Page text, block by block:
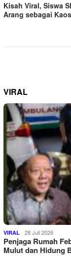
Kisah Viral, Siswa
Arang sebagai
VIRAL
VIRAL 28 Juli 2026
Penjaga Rumah
Mulut dan Hidung